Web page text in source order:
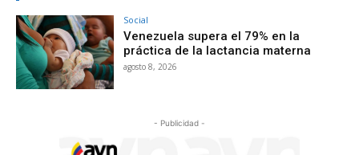
Social
Venezuela supera el 79% en la
práctica de la lactancia materna
agosto 8, 2026
- Publicidad -